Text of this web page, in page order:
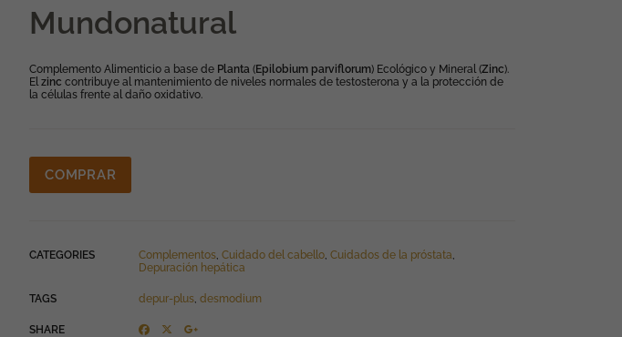
Mundonatural
Complemento Alimenticio a base de Planta (Epilobium parviflorum) Ecológico y Mineral (Zinc).
Elzinc contribuye al mantenimiento de niveles normales de testosterona y a la protección de
la células frente al daño oxidativo.
COMPRAR
CATEGORIES Complementos ,Cuidado del cabello ,Cuidados de la próstata
Depuración hepática
TAGS depur-plus ,desmodium
SHARE